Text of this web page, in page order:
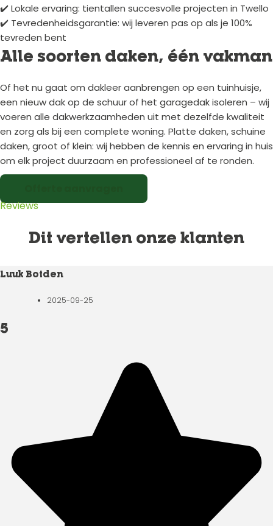
✔️ Lokale ervaring: tientallen succesvolle projecten in Twello
✔️ Tevredenheidsgarantie: wij leveren pas op als je 100%
tevreden bent
Alle soorten daken, één vakman
Of het nu gaat om dakleer aanbrengen op een tuinhuisje,
een nieuw dak op de schuur of het garagedak isoleren – wij
voeren alle dakwerkzaamheden uit met dezelfde kwaliteit
en zorg als bij een complete woning. Platte daken, schuine
daken, groot of klein: wij hebben de kennis en ervaring in huis
om elk project duurzaam en professioneel af te ronden.
Reviews
Dit vertellen onze klanten
Luuk Botden
2025-09-25
5